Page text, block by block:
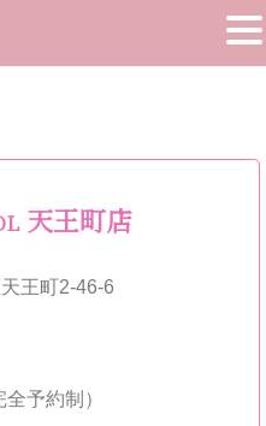
天王町店
王町2-46-6
予約制）